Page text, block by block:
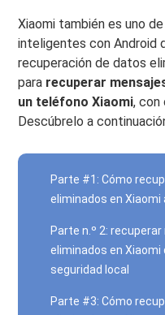
Xiaomi también es uno
inteligentes con Android
recuperación de datos
para recuperar
un teléfono Xiaomi, con
Descúbrelo a
Parte #1: Cómo
eliminados en Xiaomi
Parte n.º 2:
eliminados en Xiaomi
seguridad local
Parte #3: Cómo